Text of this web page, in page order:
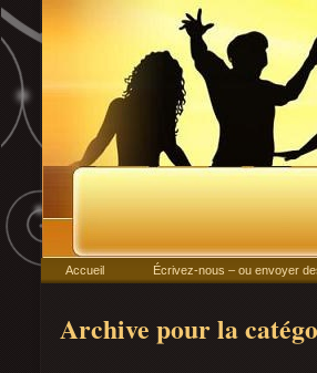
Accueil Écrivez-nous – ou envoyer
Archive pour la